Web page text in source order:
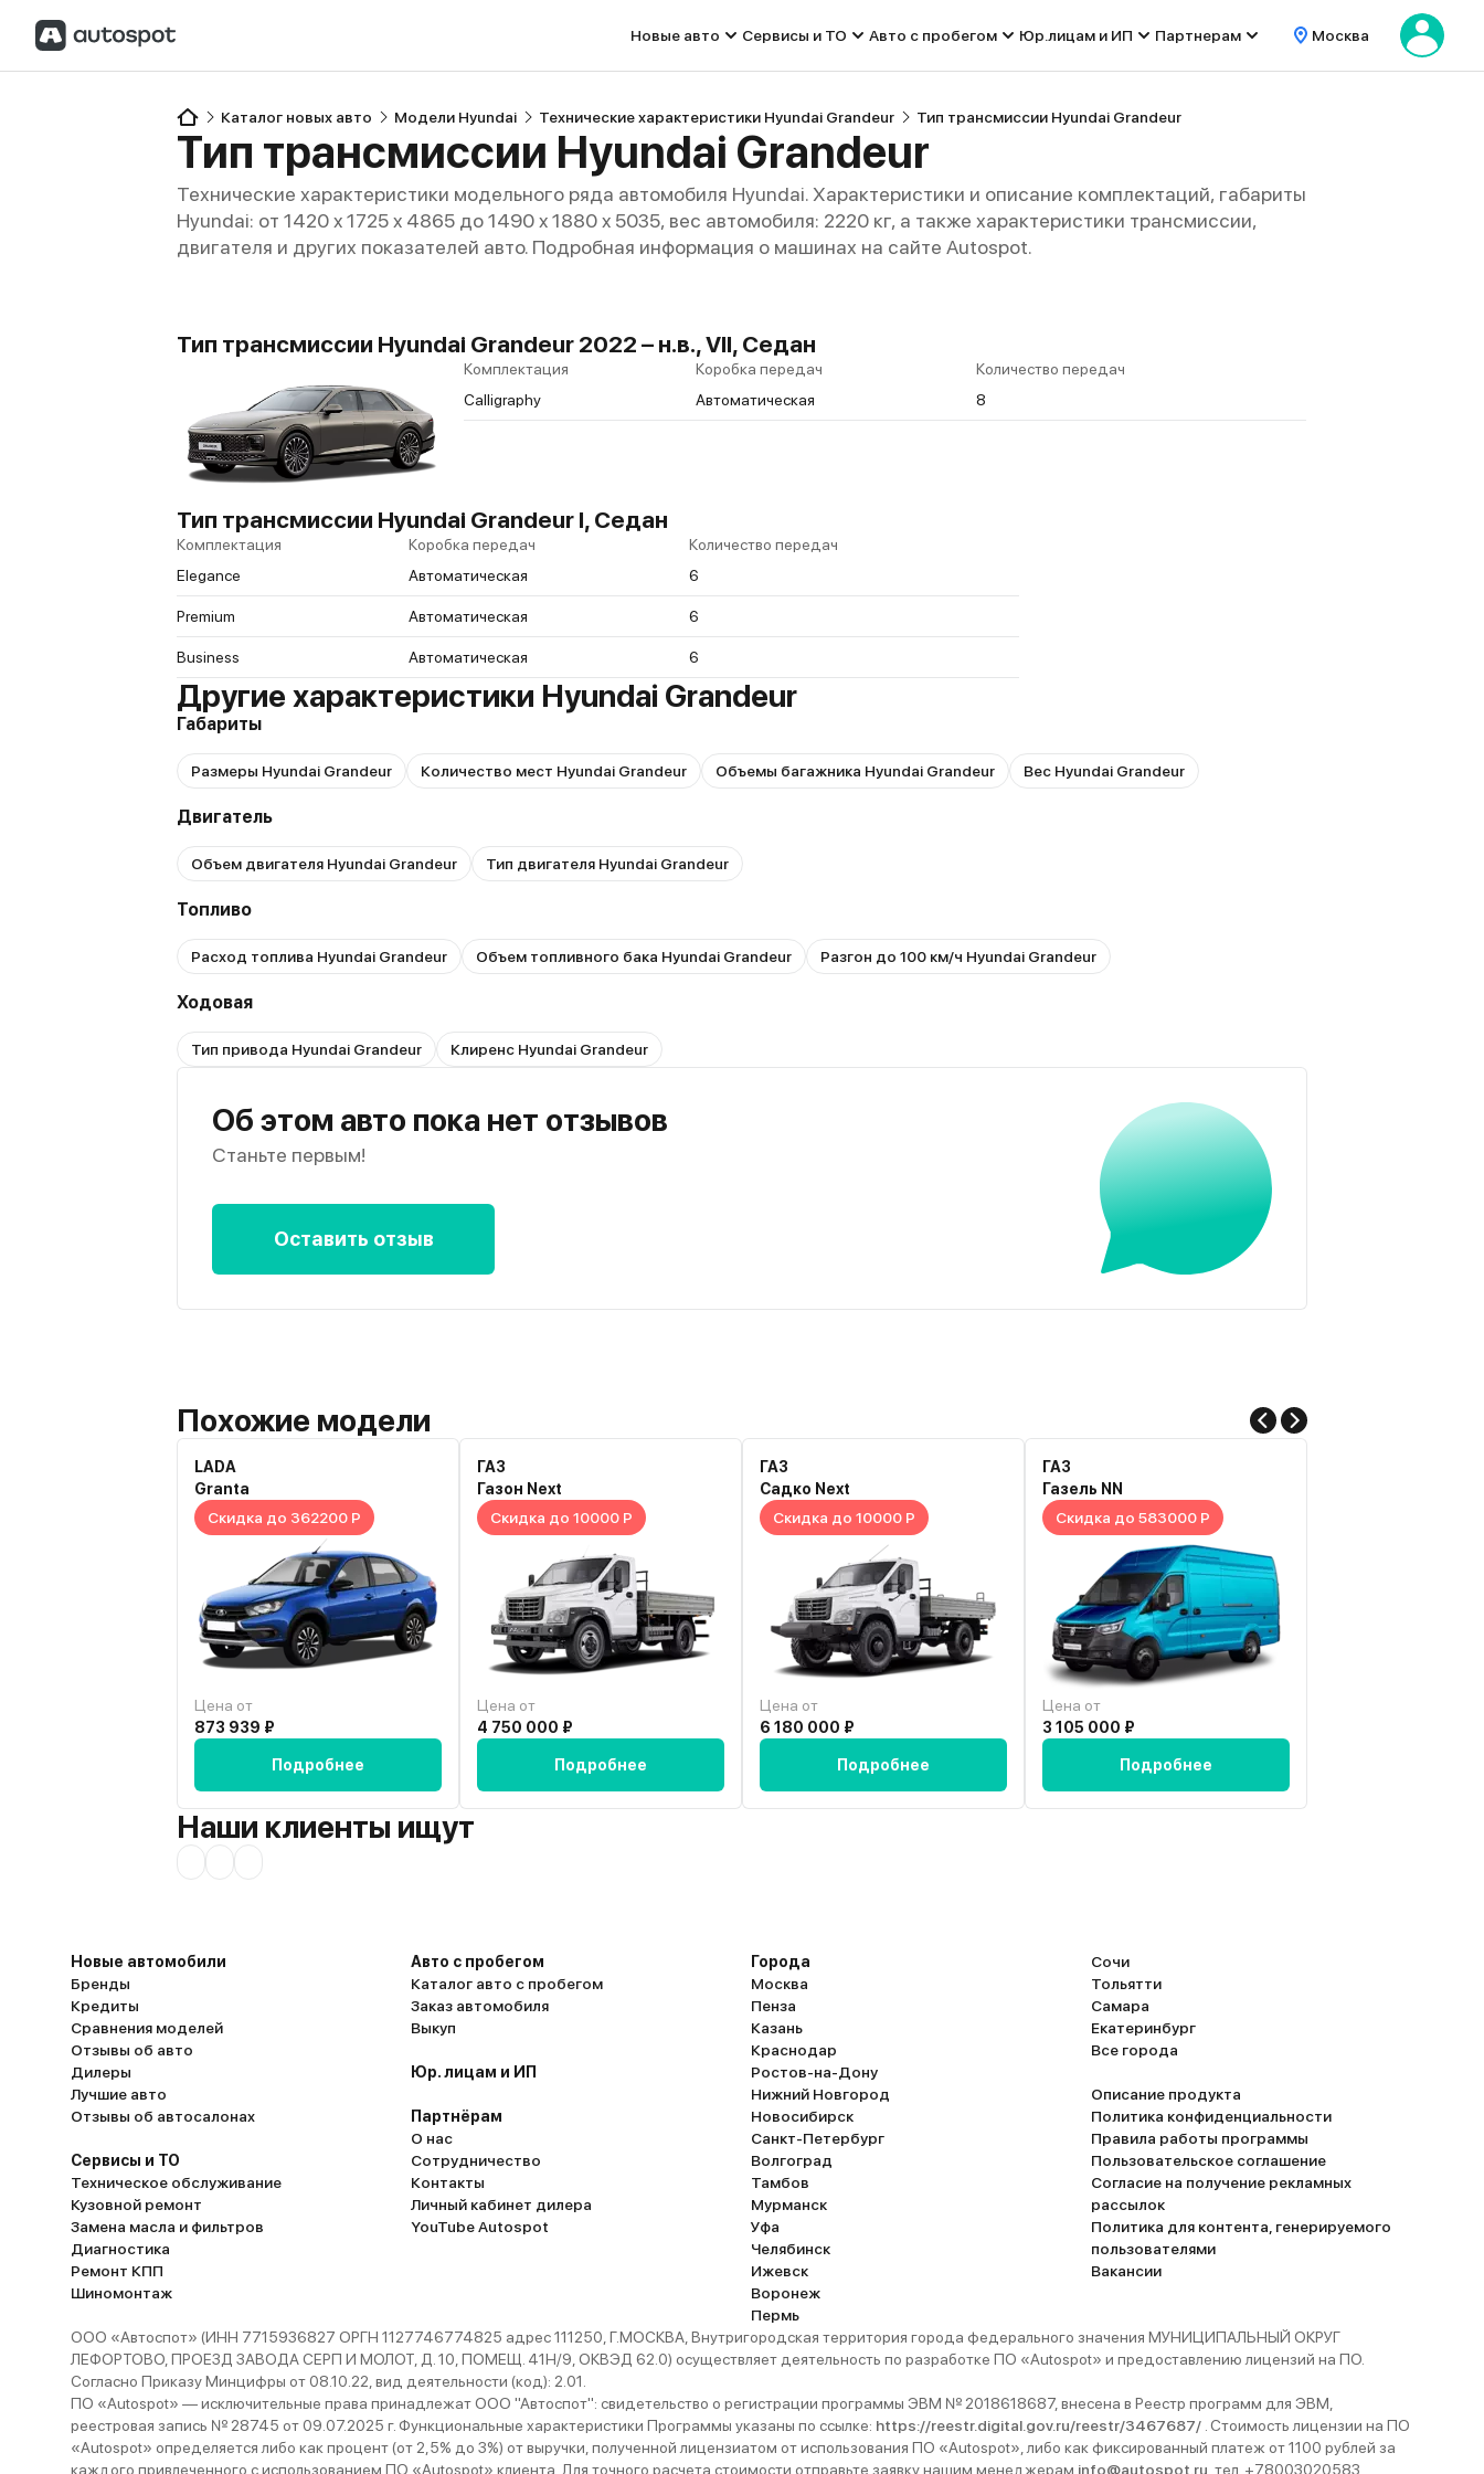
Новые авто Сервисы и ТО Авто с пробегом Юр.лицам и ИП Партнерам Москва
Каталог новых авто Модели Hyundai Технические характеристики Hyundai Grandeur Тип трансмиссии Hyundai Grandeur
Тип трансмиссии Hyundai Grandeur
Технические характеристики модельного ряда автомобиля Hyundai. Характеристики и описание комплектаций, габариты
Hyundai: от 1420 x 1725 x 4865 до 1490 x 1880 x 5035, вес автомобиля: 2220 кг, а также характеристики трансмиссии,
двигателя и других показателей авто. Подробная информация о машинах на сайте Autospot.
Тип трансмиссии Hyundai Grandeur 2022 – н.в., VII, Седан
Комплектация Коробка передач
Количество передач
Calligraphy
Автоматическая 8
Тип трансмиссии Hyundai Grandeur I, Седан
Комплектация Коробка передач
Количество передач
Elegance
Автоматическая 6
Premium Автоматическая 6
Business Автоматическая 6
Другие характеристики Hyundai Grandeur
Габариты
Размеры Hyundai Grandeur Количество мест Hyundai Grandeur Объемы багажника Hyundai Grandeur Вес Hyundai Grandeur
Двигатель
Объем двигателя Hyundai Grandeur Тип двигателя Hyundai Grandeur
Топливо
Расход топлива Hyundai Grandeur Объем топливного бака Hyundai Grandeur Разгон до 100 км/ч Hyundai Grandeur
Ходовая
Тип привода Hyundai Grandeur Клиренс Hyundai Grandeur
Об этом авто пока нет отзывов
Станьте первым!
Оставить отзыв
Похожие модели
LADA
Granta
Скидка до 362200 Р
Цена от
873 939 ₽
Подробнее
ГАЗ
Газон Next
Скидка до 10000 Р
Цена от
4 750 000 ₽
Подробнее
ГАЗ
Садко Next
Скидка до 10000 Р
Цена от
6 180 000 ₽
Подробнее
ГАЗ
Газель NN
Скидка до 583000 Р
Цена от
3 105 000 ₽
Подробнее
Наши клиенты ищут
Новые автомобили
Бренды
Кредиты
Сравнения моделей
Отзывы об авто
Дилеры
Лучшие авто
Отзывы об автосалонах
Сервисы и ТО
Техническое обслуживание
Кузовной ремонт
Замена масла и фильтров
Диагностика
Ремонт КПП
Шиномонтаж
Авто с пробегом
Каталог авто с пробегом
Заказ автомобиля
Выкуп
Юр. лицам и ИП
Партнёрам
О нас
Сотрудничество
Контакты
Личный кабинет дилера
YouTube Autospot
Города
Москва
Пенза
Казань
Краснодар
Ростов-на-Дону
Нижний Новгород
Новосибирск
Санкт-Петербург
Волгоград
Тамбов
Мурманск
Уфа
Челябинск
Ижевск
Воронеж
Пермь
Сочи
Тольятти
Самара
Екатеринбург
Все города
Описание продукта
Политика конфиденциальности
Правила работы программы
Пользовательское соглашение
Согласие на получение рекламных
рассылок
Политика для контента, генерируемого
пользователями
Вакансии
ООО «Автоспот» (ИНН 7715936827 ОРГН 1127746774825 адрес 111250, Г.МОСКВА, Внутригородская территория города федерального значения МУНИЦИПАЛЬНЫЙ ОКРУГ
ЛЕФОРТОВО, ПРОЕЗД ЗАВОДА СЕРП И МОЛОТ, Д. 10, ПОМЕЩ. 41Н/9, ОКВЭД 62.0) осуществляет деятельность по разработке ПО «Autospot» и предоставлению лицензий на ПО.
Согласно Приказу Минцифры от 08.10.22, вид деятельности (код): 2.01.
ПО «Autospot» — исключительные права принадлежат ООО "Автоспот": свидетельство о регистрации программы ЭВМ № 2018618687, внесена в Реестр программ для ЭВМ,
реестровая запись № 28745 от 09.07.2025 г. Функциональные характеристики Программы указаны по ссылке: https://reestr.digital.gov.ru/reestr/3467687/ . Стоимость лицензии на ПО
«Autospot» определяется либо как процент (от 2,5% до 3%) от выручки, полученной лицензиатом от использования ПО «Autospot», либо как фиксированный платеж от 1100 рублей за
каждого привлеченного с использованием ПО «Autospot» клиента. Для точного расчета стоимости отправьте заявку нашим менеджерам info@autospot.ru , тел. +78003020583